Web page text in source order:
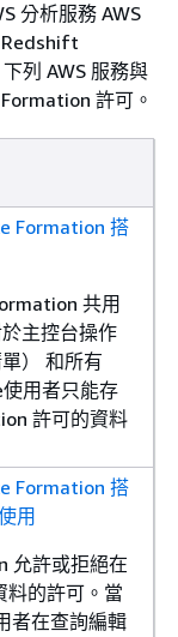
分析服務 AWS
Redshift
列 AWS 服務與
許可。
Formation 搭
共用
主控台操作
） 和所有
使用者只能存
許可的資料
Formation 搭
用
允許或拒絕在
料的許可。當
者在查詢編輯